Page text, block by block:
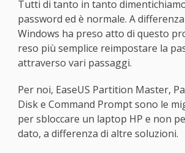
Tutti di tanto in tanto
password ed è normale. A
Windows ha preso atto di questo
reso più semplice reimpostare la
attraverso vari passaggi.
Per noi, EaseUS Partition Master,
Disk e Command Prompt sono le
per sbloccare un laptop HP e non
dato, a differenza di altre soluzioni.